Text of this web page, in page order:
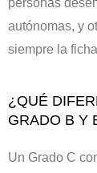
personas
autónomas, y
siempre la
¿QUÉ
GRADO B Y
Un Grado C